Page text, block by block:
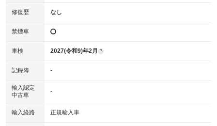
修復歴 なし
禁煙車
車検 2027(令和9)年2月 ?
記録簿 -
輸入認定
中古車
-
輸入経路 正規輸入車